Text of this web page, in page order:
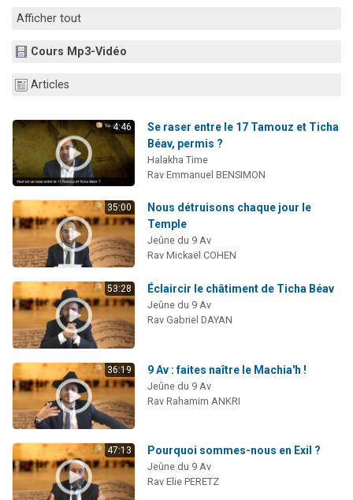
Afficher tout
Cours Mp3-Vidéo
Articles
4:46
Se raser entre le 17 Tamouz et Ticha
Béav, permis ?
Halakha Time
Rav Emmanuel BENSIMON
35:00
Nous détruisons chaque jour le
Temple
Jeûne du 9 Av
Rav Mickaël COHEN
53:28 Éclaircir le châtiment de Ticha Béav
Jeûne du 9 Av
Rav Gabriel DAYAN
36:19 9 Av : faites naître le Machia'h !
Jeûne du 9 Av
Rav Rahamim ANKRI
47:13 Pourquoi sommes-nous en Exil ?
Jeûne du 9 Av
Rav Elie PERETZ